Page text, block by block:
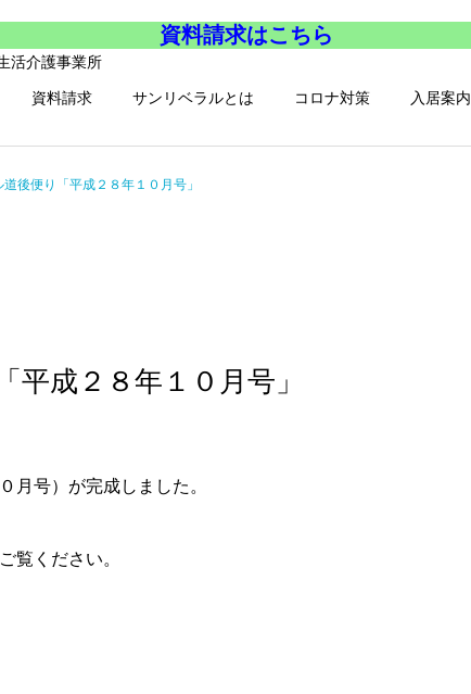
資料請求はこちら
資料請求 サンリベラルとは コロナ対策 入居案内
後便り「平成２８年１０月号」
成２８年１０月号」
月号）が完成しました。
覧ください。